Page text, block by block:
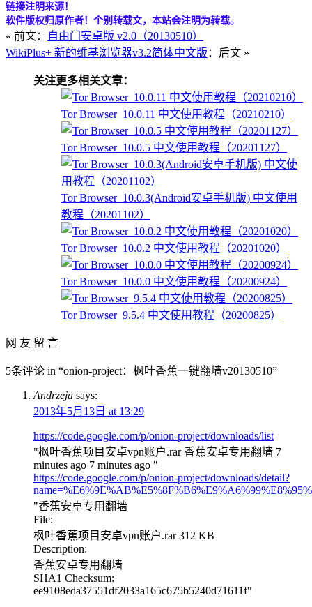
链接注明来源！
软件版权归原作者！个别转载文，本站会注明为转载。
« 前文：
自由门安卓版 v2.0（20130510）
WikiPlus+ 新的维基浏览器v3.2简体中文版 ：后文 »
关注更多相关文章：
Tor Browser_10.0.11 中文使用教程（20210210）
Tor Browser_10.0.5 中文使用教程（20201127）
Tor Browser_10.0.3(Android安卓手机版) 中文使用
教程（20201102）
Tor Browser_10.0.2 中文使用教程（20201020）
Tor Browser_10.0.0 中文使用教程（20200924）
Tor Browser_9.5.4 中文使用教程（20200825）
网 友 留 言
5条评论 in “onion-project：枫叶香蕉一键翻墙v20130510”
Andrzeja says:
2013年5月13日 at 13:29
https://code.google.com/p/onion-project/downloads/list
"枫叶香蕉项目安卓vpn账户.rar 香蕉安卓专用翻墙 7
minutes ago 7 minutes ago "
https://code.google.com/p/onion-project/downloads/detail?
"香蕉安卓专用翻墙
File:
枫叶香蕉项目安卓vpn账户.rar 312 KB
Description:
香蕉安卓专用翻墙
SHA1 Checksum:
ee9108eda37551df2033a165c675b5240d71611f"